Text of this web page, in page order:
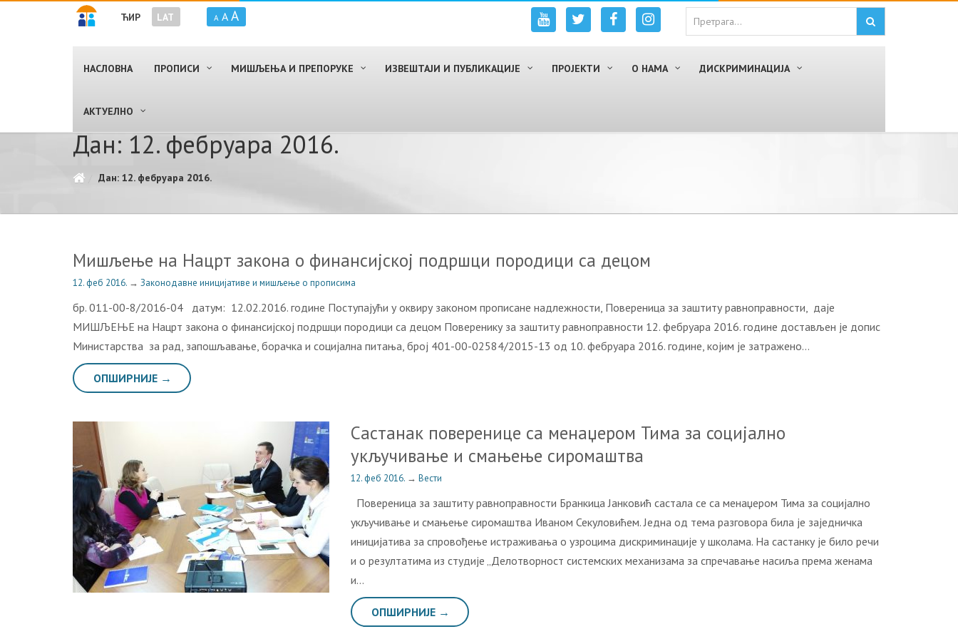
ЋИР LAT A A A
НАСЛОВНА ПРОПИСИ МИШЉЕЊА И ПРЕПОРУКЕ ИЗВЕШТАЈИ И ПУБЛИКАЦИЈЕ ПРОЈЕКТИ О НАМА ДИСКРИМИНАЦИЈА
AКТУЕЛНО
Дан: 12. фебруара 2016.
Дан: 12. фебруара 2016.
Мишљење на Нацрт закона о финансијској подршци породици са децом
12. феб 2016. → Законодавне иницијативе и мишљење о прописима
бр. 011-00-8/2016-04 датум: 12.02.2016. године Поступајући у оквиру законом прописане надлежности, Повереница за заштиту равноправности, даје
МИШЉЕЊЕ на Нацрт закона о финансијској подршци породици са децом Поверенику за заштиту равноправности 12. фебруара 2016. године достављен је допис
Министарства за рад, запошљавање, борачка и социјална питања, број 401-00-02584/2015-13 од 10. фебруара 2016. године, којим је затражено…
ОПШИРНИЈЕ →
Састанак поверенице са менаџером Тима за социјално
укључивање и смањење сиромаштва
12. феб 2016. → Вести
Повереница за заштиту равноправности Бранкица Јанковић састала се са менаџером Тима за социјално
укључивање и смањење сиромаштва Иваном Секуловићем. Једна од тема разговора била је заједничка
иницијатива за спровођење истраживања о узроцима дискриминације у школама. На састанку је било речи
и о резултатима из студије „Делотворност системских механизама за спречавање насиља према женама
и…
ОПШИРНИЈЕ →